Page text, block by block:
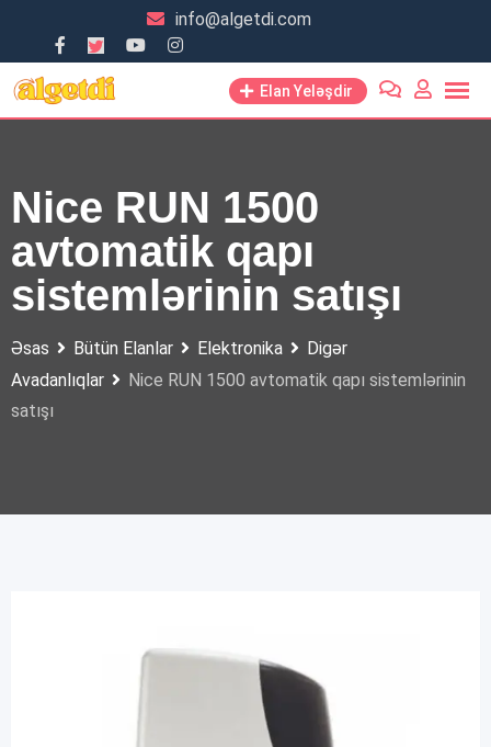
content
info@algetdi.com
Elan Yeləşdir
Nice RUN 1500
avtomatik qapı
sistemlərinin satışı
Əsas Bütün Elanlar Elektronika
Digər
Avadanlıqlar
Nice RUN 1500 avtomatik qapı sistemlərinin
satışı